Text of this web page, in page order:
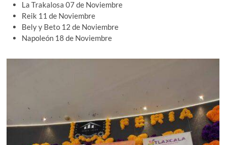
La Trakalosa 07 de Noviembre
Reik 11 de Noviembre
Bely y Beto 12 de Noviembre
Napoleón 18 de Noviembre